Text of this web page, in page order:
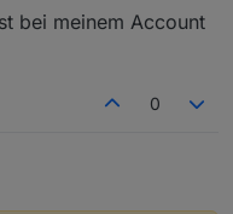
bei meinem Account
0